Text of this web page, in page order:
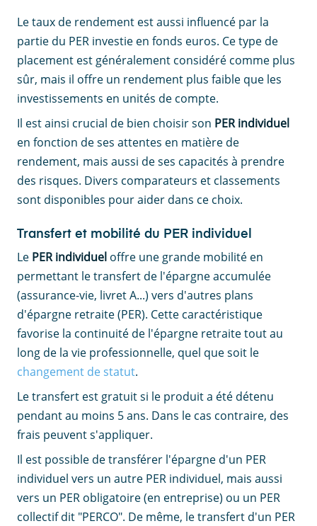
Le taux de rendement est aussi influencé par la
partie du PER investie en fonds euros. Ce type de
placement est généralement considéré comme plus
sûr, mais il offre un rendement plus faible que les
investissements en unités de compte.
Il est ainsi crucial de bien choisir son PER individuel
en fonction de ses attentes en matière de
rendement, mais aussi de ses capacités à prendre
des risques. Divers comparateurs et classements
sont disponibles pour aider dans ce choix.
Transfert et mobilité du PER individuel
Le PER individuel offre une grande mobilité en
permettant le transfert de l'épargne accumulée
(assurance-vie, livret A...) vers d'autres plans
d'épargne retraite (PER). Cette caractéristique
favorise la continuité de l'épargne retraite tout au
long de la vie professionnelle, quel que soit le
changement de statut.
Le transfert est gratuit si le produit a été détenu
pendant au moins 5 ans. Dans le cas contraire, des
frais peuvent s'appliquer.
Il est possible de transférer l'épargne d'un PER
individuel vers un autre PER individuel, mais aussi
vers un PER obligatoire (en entreprise) ou un PER
collectif dit "PERCO". De même, le transfert d'un PER